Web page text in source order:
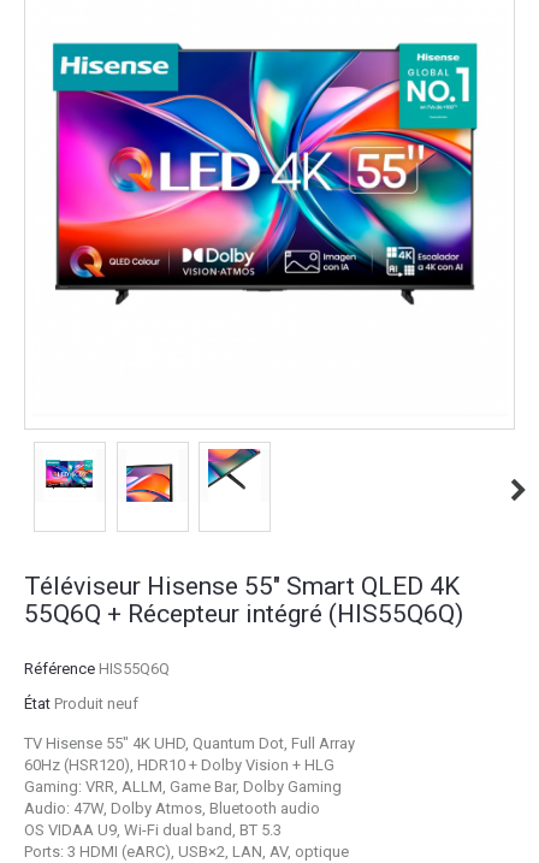
Téléviseur Hisense 55" Smart QLED 4K
55Q6Q + Récepteur intégré (HIS55Q6Q)
Référence HIS55Q6Q
État Produit neuf
TV Hisense 55" 4K UHD, Quantum Dot, Full Array
60Hz (HSR120), HDR10 + Dolby Vision + HLG
Gaming: VRR, ALLM, Game Bar, Dolby Gaming
Audio: 47W, Dolby Atmos, Bluetooth audio
OS VIDAA U9, Wi-Fi dual band, BT 5.3
Ports: 3 HDMI (eARC), USB×2, LAN, AV, optique